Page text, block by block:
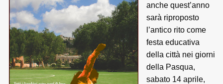
anche quest’anno
sarà riproposto
l’antico rito come
festa educativa
della città nei giorni
della Pasqua,
sabato 14 aprile,